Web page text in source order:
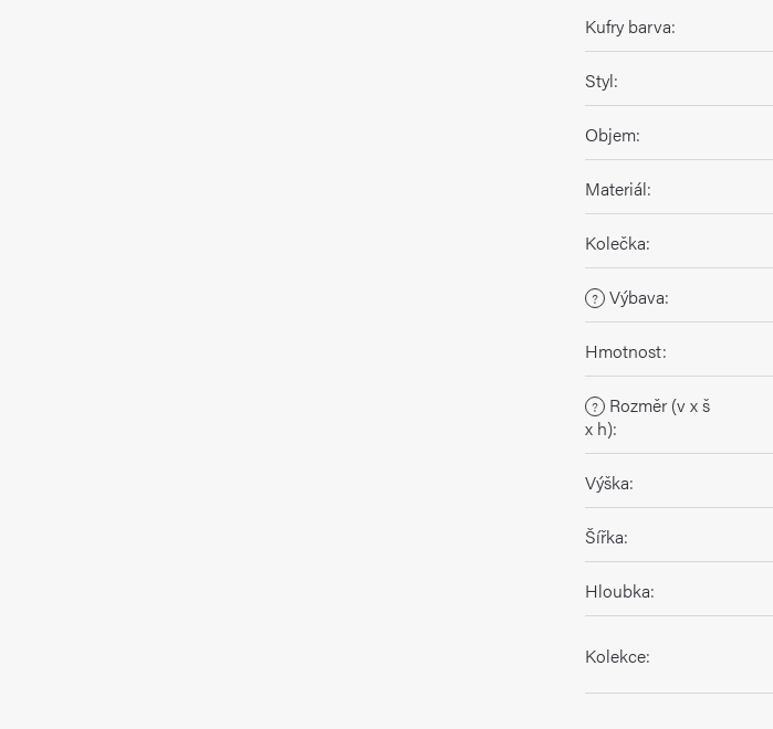
Kufry barva:
Styl:
Objem:
Materiál:
Kolečka:
? Výbava:
Hmotnost:
?
Rozměr (v x š
x h):
Výška:
Šířka:
Hloubka:
Kolekce: